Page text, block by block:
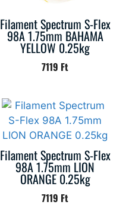
Filament Spectrum S-Flex
98A 1.75mm BAHAMA
YELLOW 0.25kg
7119 Ft
Filament Spectrum S-Flex
98A 1.75mm LION
ORANGE 0.25kg
7119 Ft